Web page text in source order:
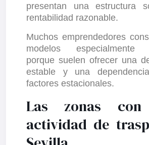
presentan una estructura
rentabilidad razonable.
Muchos emprendedores
modelos especialmente
porque suelen ofrecer una
estable y una
factores estacionales.
Las zonas con
actividad de